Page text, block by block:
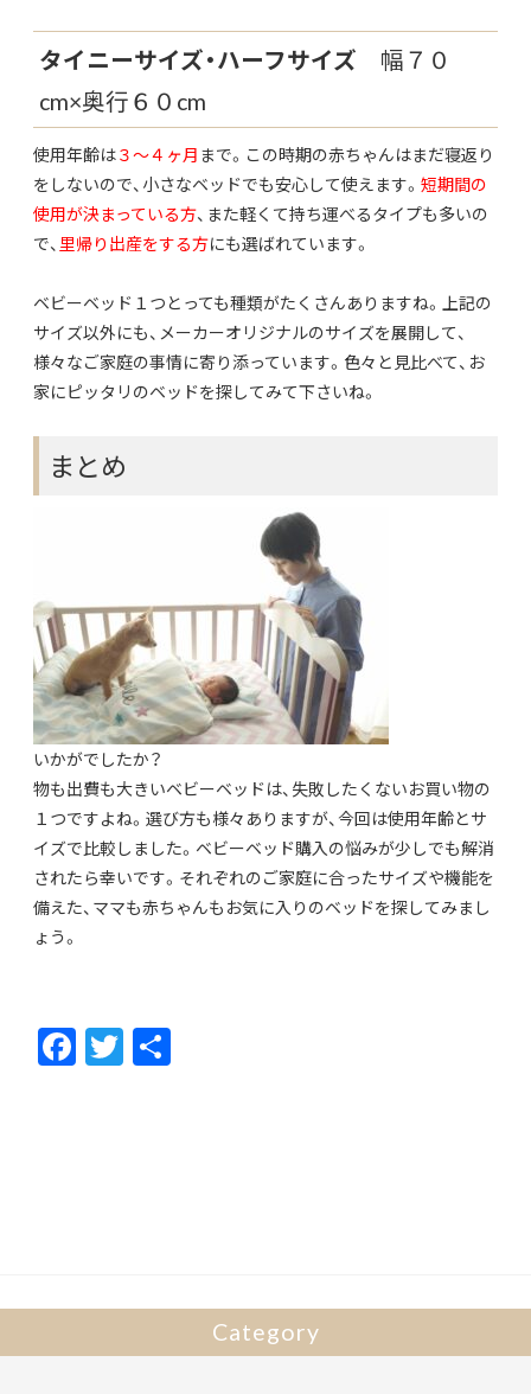
タイニーサイズ・ハーフサイズ 幅７０
cm×奥行６０cm
使用年齢は３〜４ヶ月 まで。この時期の赤ちゃんはまだ寝返り
をしないので、小さなベッドでも安心して使えます。 短期間の
使用が決まっている方、また軽くて持ち運べるタイプも多いの
で、 里帰り出産をする方にも選ばれています。
ベビーベッド１つとっても種類がたくさんありますね。上記の
サイズ以外にも、メーカーオリジナルのサイズを展開して、
様々なご家庭の事情に寄り添っています。色々と見比べて、お
家にピッタリのベッドを探してみて下さいね。
まとめ
いかがでしたか？
物も出費も大きいベビーベッドは、失敗したくないお買い物の
１つですよね。選び方も様々ありますが、今回は使用年齢とサ
イズで比較しました。ベビーベッド購入の悩みが少しでも解消
されたら幸いです。それぞれのご家庭に合ったサイズや機能を
備えた、ママも赤ちゃんもお気に入りのベッドを探してみまし
ょう。
F
ac
T
w
Category